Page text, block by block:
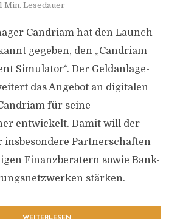
1 Min. Lesedauer
Candriam hat den Launch
gegeben, den „Candriam
Simulator“. Der Geldanlage-
das Angebot an digitalen
für seine
entwickelt. Damit will der
insbesondere Partnerschaften
Finanzberatern sowie Bank-
stärken.